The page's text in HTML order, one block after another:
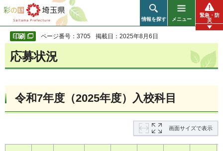
彩の国 埼玉県
情報を探す メニュー
緊急・防
災
ページ番号：3705 掲載日：2025年8月6日
応募状況
令和7年度（2025年度）入校科目
画面サイズで表示